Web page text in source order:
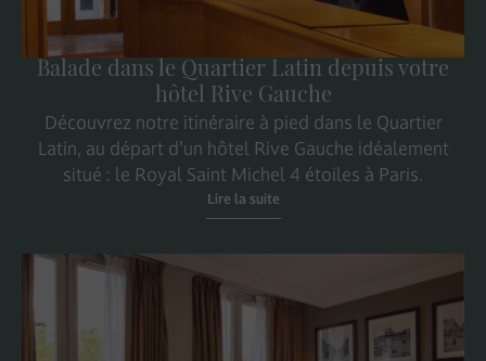
Balade dans le Quartier Latin depuis votre
hôtel Rive Gauche
Découvrez notre itinéraire à pied dans le Quartier
Latin, au départ d’un hôtel Rive Gauche idéalement
situé : le Royal Saint Michel 4 étoiles à Paris.
Lire la suite